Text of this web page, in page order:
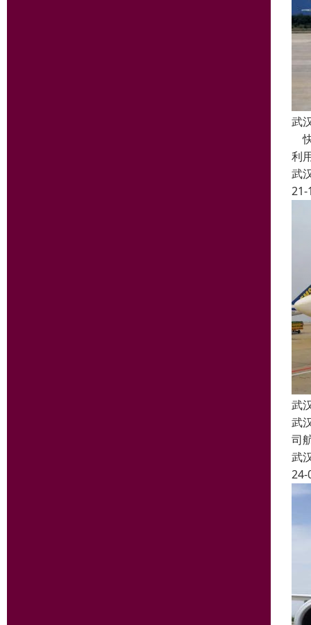
武
利
武
21-
武
武
司
武
24-